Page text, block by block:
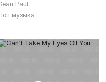
Paul
Поп музыка